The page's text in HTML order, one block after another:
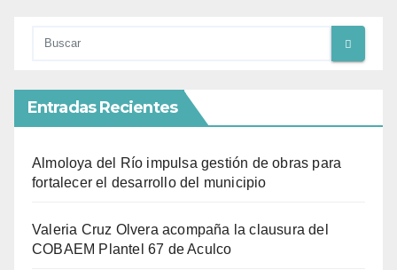
Entradas Recientes
Almoloya del Río impulsa gestión de obras para
fortalecer el desarrollo del municipio
Valeria Cruz Olvera acompaña la clausura del
COBAEM Plantel 67 de Aculco